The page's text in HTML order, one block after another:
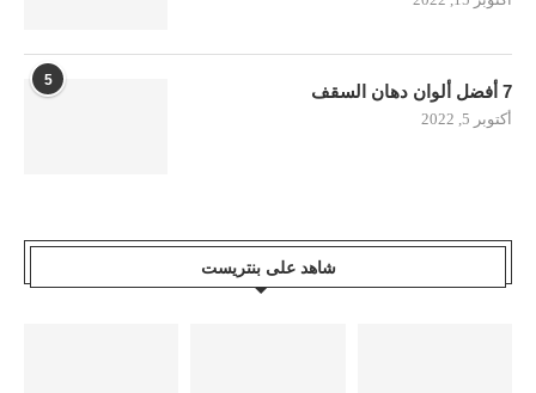
5
7 أفضل ألوان دهان السقف
أكتوبر 5, 2022
شاهد على بنتريست